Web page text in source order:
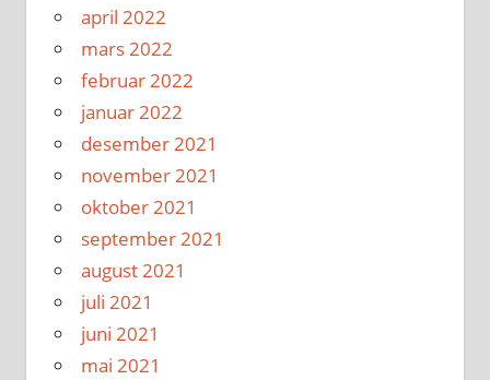
april 2022
mars 2022
februar 2022
januar 2022
desember 2021
november 2021
oktober 2021
september 2021
august 2021
juli 2021
juni 2021
mai 2021